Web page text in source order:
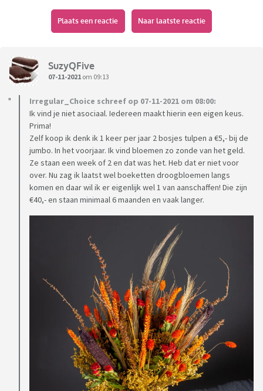
Mijn vraag is of jullie dat ook heel erg overdreven vinden en
hope vaak jullie bloemen kopen voor jezelf.
Plaats een reactie Naar laatste reactie
SuzyQFive
07-11-2021 om 09:13
Irregular_Choice schreef op 07-11-2021 om 08:00:
Ik vind je niet asociaal. Iedereen maakt hierin een eigen keus.
Prima!
Zelf koop ik denk ik 1 keer per jaar 2 bosjes tulpen a €5,- bij de
jumbo. In het voorjaar. Ik vind bloemen zo zonde van het geld.
Ze staan een week of 2 en dat was het. Heb dat er niet voor
over. Nu zag ik laatst wel boeketten droogbloemen langs
komen en daar wil ik er eigenlijk wel 1 van aanschaffen! Die zijn
€40,- en staan minimaal 6 maanden en vaak langer.